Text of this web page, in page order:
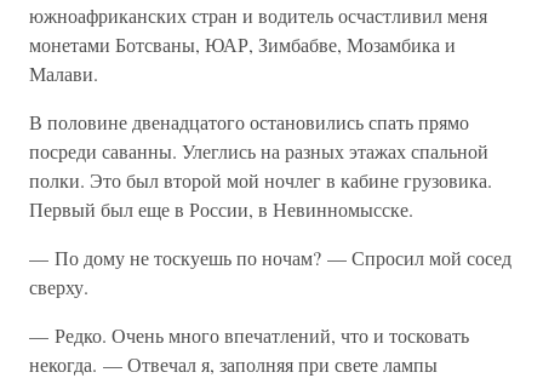
южноафриканских стран и водитель осчастливил меня
монетами Ботсваны, ЮАР, Зимбабве, Мозамбика и
Малави.
В половине двенадцатого остановились спать прямо
посреди саванны. Улеглись на разных этажах спальной
полки. Это был второй мой ночлег в кабине грузовика.
Первый был еще в России, в Невинномысске.
— По дому не тоскуешь по ночам? — Спросил мой сосед
сверху.
— Редко. Очень много впечатлений, что и тосковать
некогда. — Отвечал я, заполняя при свете лампы